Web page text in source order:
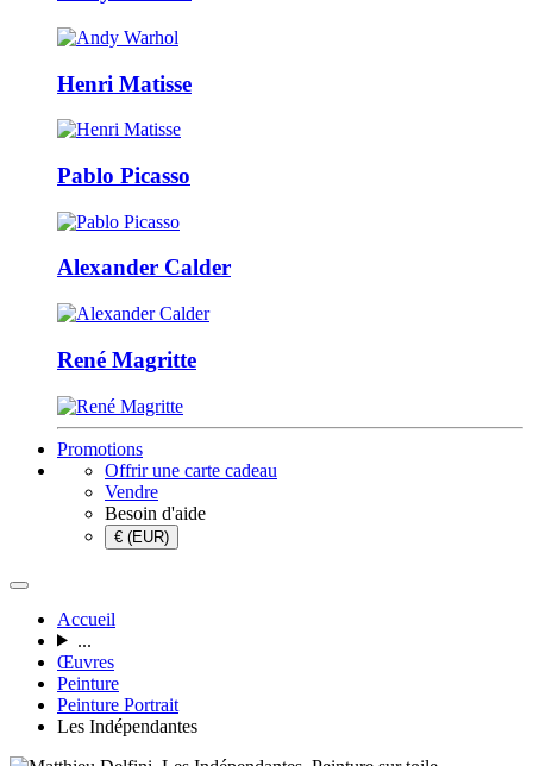
Henri Matisse
Pablo Picasso
Alexander Calder
René Magritte
Promotions
Offrir une carte cadeau
Vendre
Besoin d'aide
€ (EUR)
Accueil
...
Œuvres
Peinture
Peinture Portrait
Les Indépendantes